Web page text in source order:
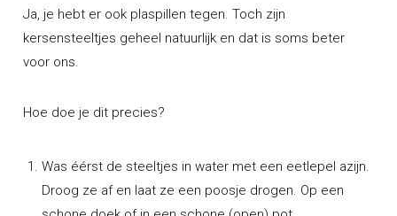
Ja, je hebt er ook plaspillen tegen. Toch zijn
kersensteeltjes geheel natuurlijk en dat is soms beter
voor ons.
Hoe doe je dit precies?
Was éérst de steeltjes in water met een eetlepel azijn.
Droog ze af en laat ze een poosje drogen. Op een